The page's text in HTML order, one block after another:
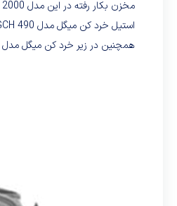
استیل خرد کن میگل مدل GCH 490 ، با فشردن درب شروع به چرخش می کند، بطوریکه ظرف مدت مدت کوتاهی مواد خرد شده را در اختیار ما قرار می دهد.
همچنین در زیر خرد کن میگل مدل GCH 490 کفی پلاستیکی ضد لغزش قرار گرفته تا مانع از افتادن خردکن در حین کار گردد.